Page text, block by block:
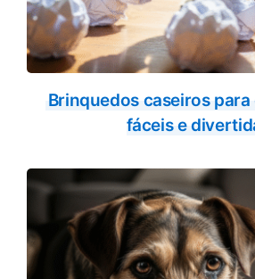
Brinquedos caseiros
fáceis e